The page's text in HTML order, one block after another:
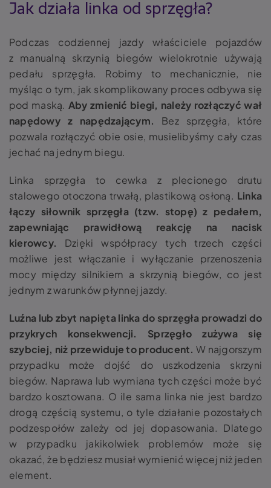
Jak działa linka od sprzęgła?
Podczas codziennej jazdy właściciele pojazdów
z manualną skrzynią biegów wielokrotnie używają
pedału sprzęgła. Robimy to mechanicznie, nie
myśląc o tym, jak skomplikowany proces odbywa się
pod maską. Aby zmienić biegi, należy rozłączyć wał
napędowy z napędzającym.
Bez sprzęgła, które
pozwala rozłączyć obie osie, musielibyśmy cały czas
jechać na jednym biegu.
Linka sprzęgła to cewka z plecionego drutu
stalowego otoczona trwałą, plastikową osłoną. Linka
łączy siłownik sprzęgła (tzw. stopę) z pedałem,
zapewniając prawidłową reakcję na nacisk
kierowcy.
Dzięki współpracy tych trzech części
możliwe jest włączanie i wyłączanie przenoszenia
mocy między silnikiem a skrzynią biegów, co jest
jednym z warunków płynnej jazdy.
Luźna lub zbyt napięta linka do sprzęgła prowadzi do
przykrych konsekwencji. Sprzęgło zużywa się
szybciej, niż przewiduje to producent. W najgorszym
przypadku może dojść do uszkodzenia skrzyni
biegów. Naprawa lub wymiana tych części może być
bardzo kosztowana. O ile sama linka nie jest bardzo
drogą częścią systemu, o tyle działanie pozostałych
podzespołów zależy od jej dopasowania. Dlatego
w przypadku jakikolwiek problemów może się
okazać, że będziesz musiał wymienić więcej niż jeden
element.